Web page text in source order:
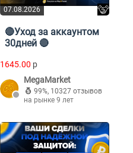
07.08.2026
🔴Уход за аккаунтом
30дней 🔴
1645.00 p
MegaMarket
99%, 10327 отзывов
на рынке 9 лет